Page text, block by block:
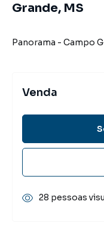
Grande, MS
Panorama - Campo
Venda
28 pessoas